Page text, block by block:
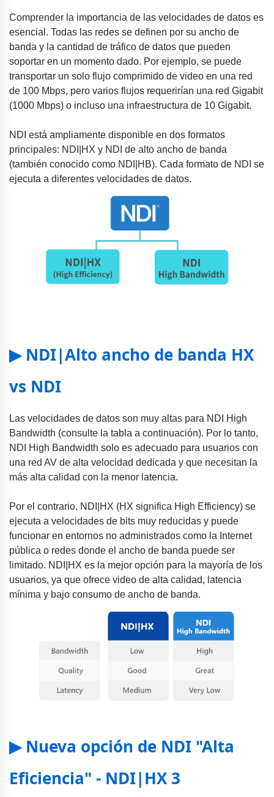
Comprender la importancia de las velocidades de datos es
esencial. Todas las redes se definen por su ancho de
banda y la cantidad de tráfico de datos que pueden
soportar en un momento dado. Por ejemplo, se puede
transportar un solo flujo comprimido de video en una red
de 100 Mbps, pero varios flujos requerirían una red Gigabit
(1000 Mbps) o incluso una infraestructura de 10 Gigabit.
NDI está ampliamente disponible en dos formatos
principales: NDI|HX y NDI de alto ancho de banda
(también conocido como NDI|HB). Cada formato de NDI se
ejecuta a diferentes velocidades de datos.
▶ NDI|Alto ancho de banda HX
vs NDI
Las velocidades de datos son muy altas para NDI High
Bandwidth (consulte la tabla a continuación). Por lo tanto,
NDI High Bandwidth solo es adecuado para usuarios con
una red AV de alta velocidad dedicada y que necesitan la
más alta calidad con la menor latencia.
Por el contrario, NDI|HX (HX significa High Efficiency) se
ejecuta a velocidades de bits muy reducidas y puede
funcionar en entornos no administrados como la Internet
pública o redes donde el ancho de banda puede ser
limitado. NDI|HX es la mejor opción para la mayoría de los
usuarios, ya que ofrece video de alta calidad, latencia
mínima y bajo consumo de ancho de banda.
▶ Nueva opción de NDI "Alta
Eficiencia" - NDI|HX 3